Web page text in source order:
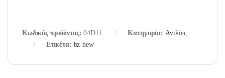
Κωδικός προϊόντος:04D11 Κατηγορία: Αντλίες
Ετικέτα: bz-new